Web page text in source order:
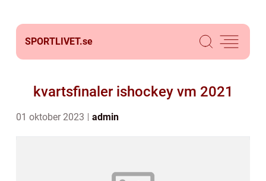
SPORTLIVET.se
kvartsfinaler ishockey vm 2021
01 oktober 2023 admin